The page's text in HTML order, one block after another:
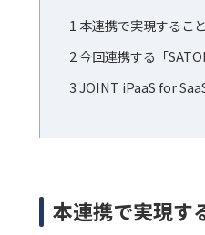
1 本連携で実現すること
2 今回連携する「
3JOINT iPaaS for
本連携で実現す